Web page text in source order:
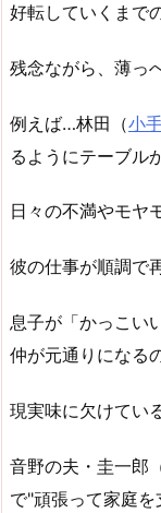
好転していくまで
残念ながら、薄っ
例えば…林田（小
るようにテーブル
日々の不満やモヤ
彼の仕事が順調で
息子が「かっこい
仲が元通りになる
現実味に欠けてい
音野の夫・圭一郎
で"頑張って家庭